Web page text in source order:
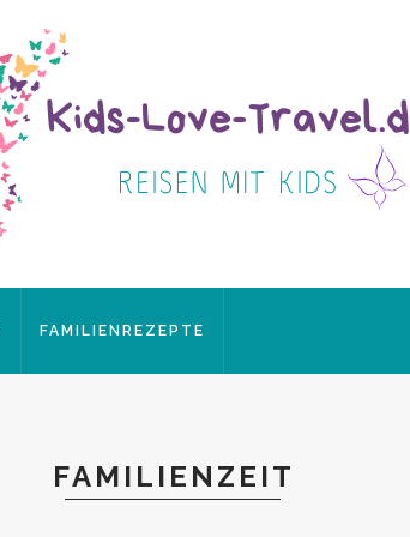
FAMILIENREZEPTE
FAMILIENZEIT